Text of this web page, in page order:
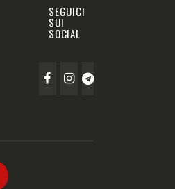
SEGUICI
SUI
SOCIAL